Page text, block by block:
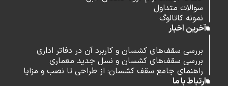
سوالات متداول
نمونه کاتالوگ
آخرین اخبار
بررسی سقف‌های کشسان و کاربرد آن در دفاتر اداری
بررسی سقف‌های کشسان و نسل جدید معماری
راهنمای جامع سقف کشسان: از طراحی تا نصب و مزایا
ارتباط با ما